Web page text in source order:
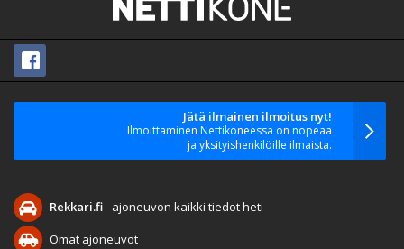
Jätä ilmainen ilmoitus nyt!
Ilmoittaminen Nettikoneessa on nopeaa
ja yksityishenkilöille ilmaista.
Rekkari.fi- ajoneuvon kaikki tiedot heti
Omat ajoneuvot